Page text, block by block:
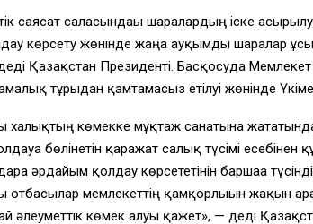
саясат саласындағы шаралардың іске
көрсету жөнінде жаңа ауқымды шаралар
Қазақстан Президенті. Басқосуда
тұрғыдан қамтамасыз етілуі жөнінде
көмекке мұқтаж санатына
бөлінетін қаражат салық түсімі
әрдайым қолдау көрсететінін баршаға
мемлекеттің қамқорлығын жақын
көмек алуы қажет», — деді